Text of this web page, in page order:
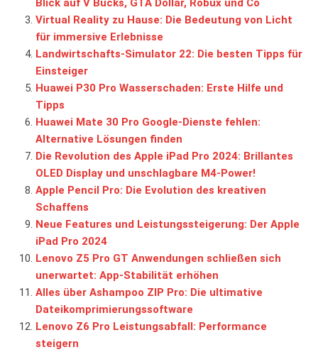
Blick auf V Bucks, GTA Dollar, Robux und Co
Virtual Reality zu Hause: Die Bedeutung von Licht
für immersive Erlebnisse
Landwirtschafts-Simulator 22: Die besten Tipps für
Einsteiger
Huawei P30 Pro Wasserschaden: Erste Hilfe und
Tipps
Huawei Mate 30 Pro Google-Dienste fehlen:
Alternative Lösungen finden
Die Revolution des Apple iPad Pro 2024: Brillantes
OLED Display und unschlagbare M4-Power!
Apple Pencil Pro: Die Evolution des kreativen
Schaffens
Neue Features und Leistungssteigerung: Der Apple
iPad Pro 2024
Lenovo Z5 Pro GT Anwendungen schließen sich
unerwartet: App-Stabilität erhöhen
Alles über Ashampoo ZIP Pro: Die ultimative
Dateikomprimierungssoftware
Lenovo Z6 Pro Leistungsabfall: Performance
steigern